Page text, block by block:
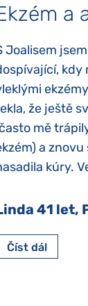
a
Joalisem
kdy
že ještě
mě
a
kúry.
41 let,
Číst dál